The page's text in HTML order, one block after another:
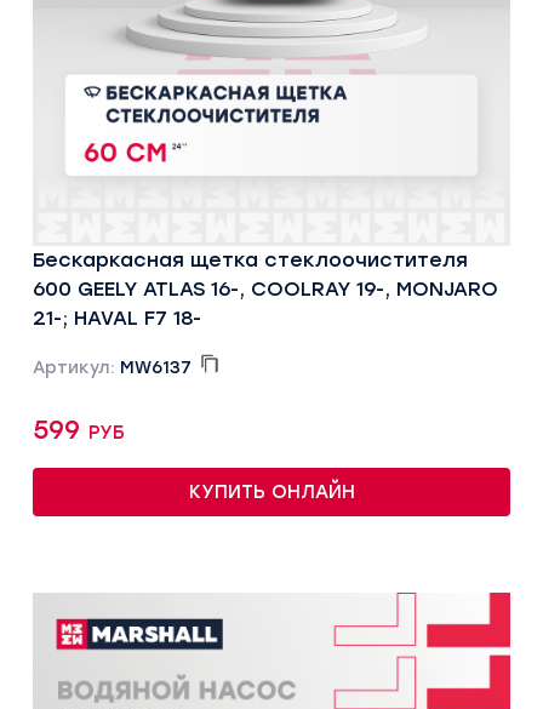
Бескаркасная щетка стеклоочистителя
600 GEELY ATLAS 16-, COOLRAY 19-, MONJARO
21-; HAVAL F7 18-
Артикул: MW6137
599 руб
КУПИТЬ ОНЛАЙН